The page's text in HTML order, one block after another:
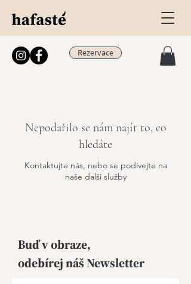
Rezervace
Nepodařilo se nám najít to, co
hledáte
Kontaktujte nás, nebo se podívejte na
naše další služby
Buď v obraze,
odebírejnášNewsletter